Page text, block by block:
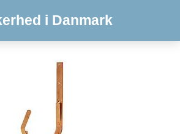
i Danmark